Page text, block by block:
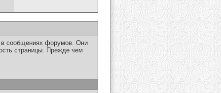
в сообщениях форумов. Они
страницы. Прежде чем